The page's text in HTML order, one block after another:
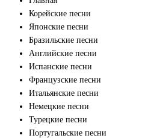
Корейские песни
Японские песни
Бразильские песни
Английские песни
Испанские песни
Французские песни
Итальянские песни
Немецкие песни
Турецкие песни
Португальские песни